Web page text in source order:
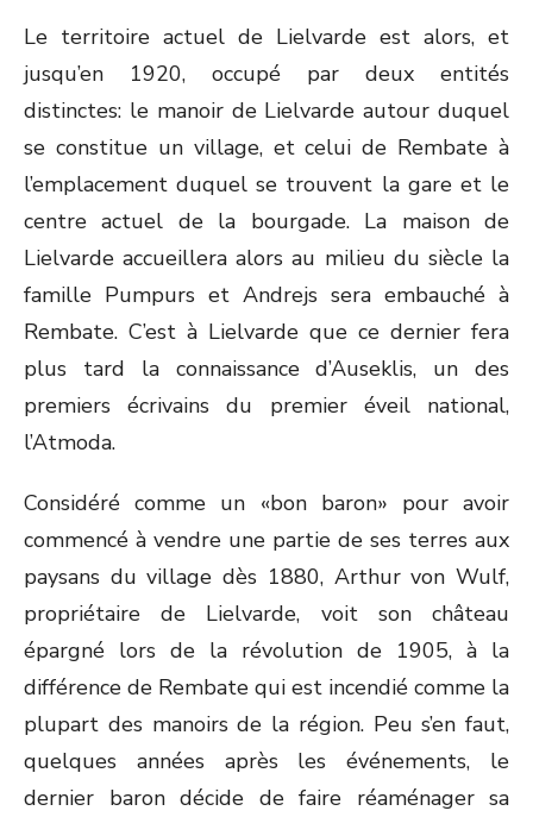
Le territoire actuel de Lielvarde est alors, et
jusqu’en 1920, occupé par deux entités
distinctes: le manoir de Lielvarde autour duquel
se constitue un village, et celui de Rembate à
l’emplacement duquel se trouvent la gare et le
centre actuel de la bourgade. La maison de
Lielvarde accueillera alors au milieu du siècle la
famille Pumpurs et Andrejs sera embauché à
Rembate. C’est à Lielvarde que ce dernier fera
plus tard la connaissance d’Auseklis, un des
premiers écrivains du premier éveil national,
l’Atmoda.
Considéré comme un «bon baron» pour avoir
commencé à vendre une partie de ses terres aux
paysans du village dès 1880, Arthur von Wulf,
propriétaire de Lielvarde, voit son château
épargné lors de la révolution de 1905, à la
différence de Rembate qui est incendié comme la
plupart des manoirs de la région. Peu s’en faut,
quelques années après les événements, le
dernier baron décide de faire réaménager sa